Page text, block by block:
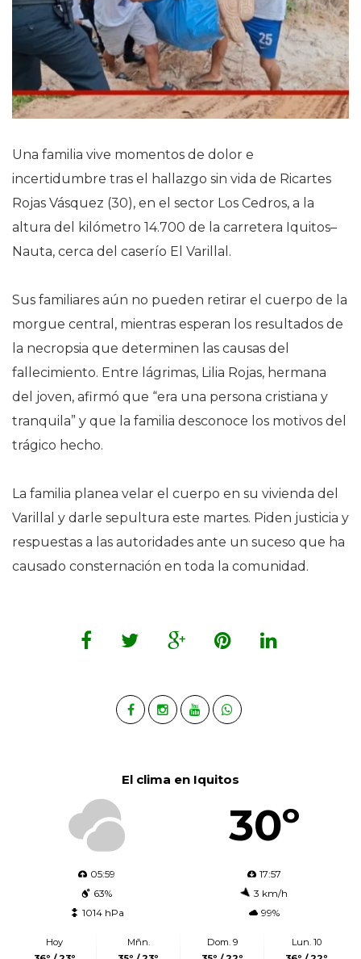
Una familia vive momentos de dolor e
incertidumbre tras el hallazgo sin vida de Ricartes
Rojas Vásquez (30), en el sector Los Cedros, a la
altura del kilómetro 14.700 de la carretera Iquitos–
Nauta, cerca del caserío El Varillal.
Sus familiares aún no pueden retirar el cuerpo de la
morgue central, mientras esperan los resultados de
la necropsia que determinen las causas del
fallecimiento. Entre lágrimas, Lilia Rojas, hermana
del joven, afirmó que “era una persona cristiana y
tranquila” y que la familia desconoce los motivos del
trágico hecho.
La familia planea velar el cuerpo en su vivienda del
Varillal y darle sepultura este martes. Piden justicia y
respuestas a las autoridades ante un suceso que ha
causado consternación en toda la comunidad.
El clima en Iquitos
30º
05:59
17:57
63%
3 km/h
1014 hPa
99%
Hoy
Mñn.
Dom. 9
Lun. 10